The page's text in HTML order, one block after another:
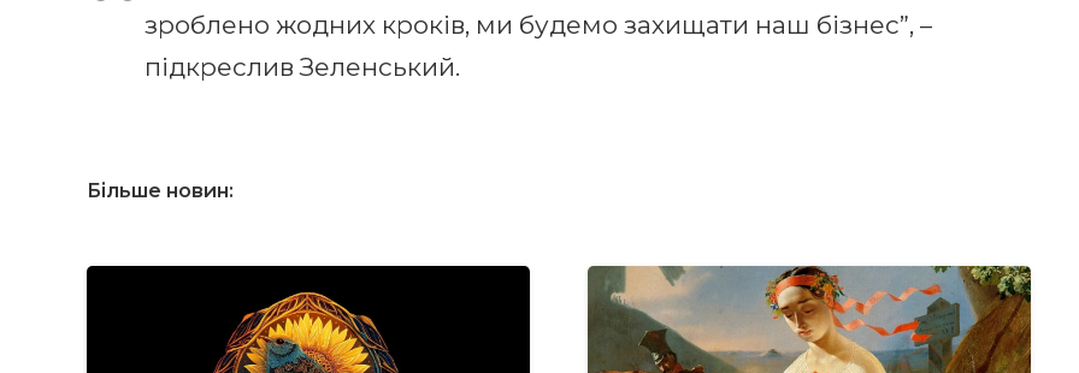
зроблено жодних кроків, ми будемо захищати наш бізнес”, –
підкреслив Зеленський.
Більше новин: